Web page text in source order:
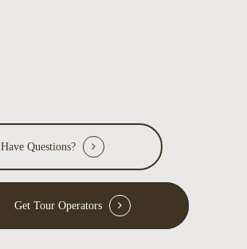
Have Questions?
Get Tour Operators